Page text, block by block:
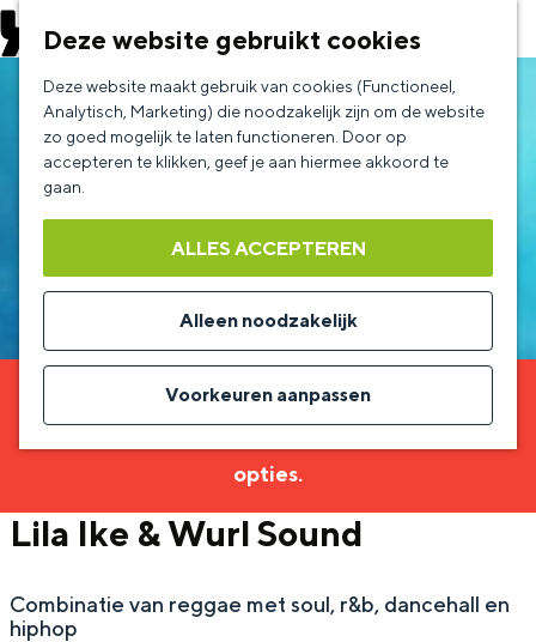
Deze website gebruikt cookies
Deze website maakt gebruik van cookies (Functioneel,
Analytisch, Marketing) die noodzakelijk zijn om de website
zo goed mogelijk te laten functioneren. Door op
accepteren te klikken, geef je aan hiermee akkoord te
gaan.
ALLES ACCEPTEREN
Alleen noodzakelijk
Voorkeuren aanpassen
g
Sorry, deze activiteit is niet meer beschikbaar.
opties.
Lila Ike & Wurl Sound
Combinatie van reggae met soul, r&b, dancehall en
hiphop